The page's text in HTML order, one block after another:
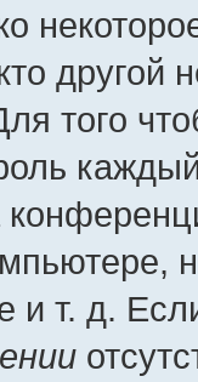
другой
того
и т. д.